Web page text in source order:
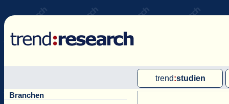
trend:studien
Branchen